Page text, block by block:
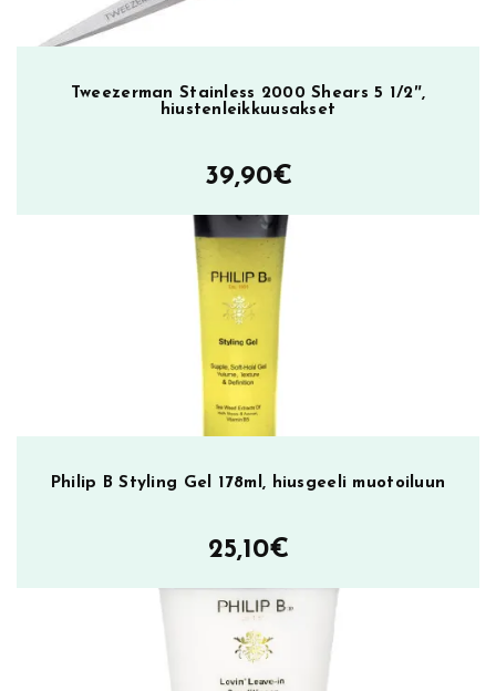
Tweezerman Stainless 2000 Shears 5 1/2″,
hiustenleikkuusakset
39,90€
Philip B Styling Gel 178ml, hiusgeeli muotoiluun
25,10€